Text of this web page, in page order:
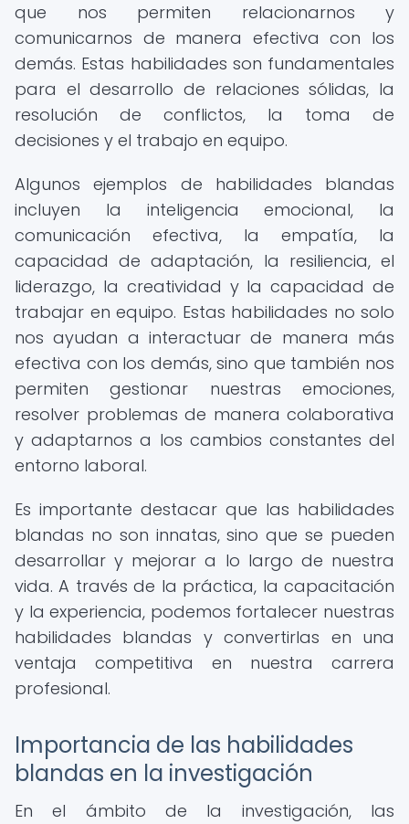
que nos permiten relacionarnos y
comunicarnos de manera efectiva con los
demás. Estas habilidades son fundamentales
para el desarrollo de relaciones sólidas, la
resolución de conflictos, la toma de
decisiones y el trabajo en equipo.
Algunos ejemplos de habilidades blandas
incluyen la inteligencia emocional, la
comunicación efectiva, la empatía, la
capacidad de adaptación, la resiliencia, el
liderazgo, la creatividad y la capacidad de
trabajar en equipo. Estas habilidades no solo
nos ayudan a interactuar de manera más
efectiva con los demás, sino que también nos
permiten gestionar nuestras emociones,
resolver problemas de manera colaborativa
y adaptarnos a los cambios constantes del
entorno laboral.
Es importante destacar que las habilidades
blandas no son innatas, sino que se pueden
desarrollar y mejorar a lo largo de nuestra
vida. A través de la práctica, la capacitación
y la experiencia, podemos fortalecer nuestras
habilidades blandas y convertirlas en una
ventaja competitiva en nuestra carrera
profesional.
Importancia de las habilidades
blandas en la investigación
En el ámbito de la investigación, las